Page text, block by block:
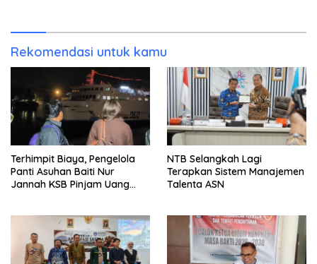
Rekomendasi untuk kamu
Terhimpit Biaya, Pengelola
Panti Asuhan Baiti Nur
Jannah KSB Pinjam Uang
Kunjung Tuntas
NTB Selangkah Lagi
Terapkan Sistem Manajemen
Talenta ASN